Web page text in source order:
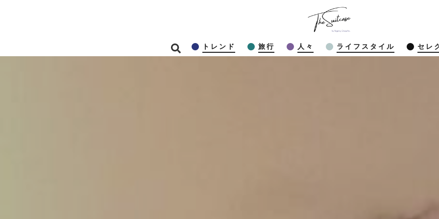
トレンド 旅行 人々 ライフスタイル セレ